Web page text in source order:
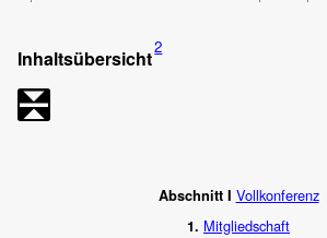
Inhaltsübersicht2
Abschnitt I Vollkonferenz
1. Mitgliedschaft